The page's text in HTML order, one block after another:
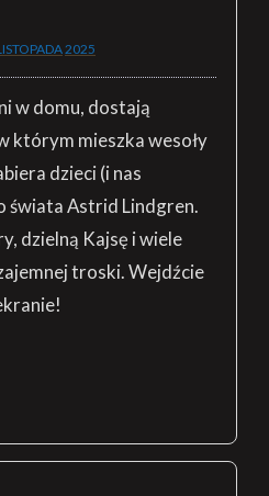
2025
w domu, dostają
którym mieszka wesoły
dzieci (i nas
świata Astrid Lindgren.
dzielną Kajsę i wiele
troski. Wejdźcie